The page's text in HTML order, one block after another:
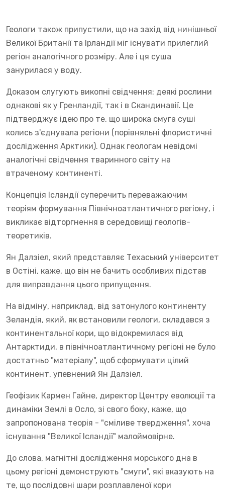
Геологи також припустили, що на захід від нинішньої
Великої Британії та Ірландії міг існувати прилеглий
регіон аналогічного розміру. Але і ця суша
занурилася у воду.
Доказом слугують викопні свідчення: деякі рослини
однакові як у Гренландії, так і в Скандинавії. Це
підтверджує ідею про те, що широка смуга суші
колись з'єднувала регіони (порівняльні флористичні
дослідження Арктики). Однак геологам невідомі
аналогічні свідчення тваринного світу на
втраченому континенті.
Концепція Ісландії суперечить переважаючим
теоріям формування Північноатлантичного регіону, і
викликає відторгнення в середовищі геологів-
теоретиків.
Ян Далзіел, який представляє Техаський університет
в Остіні, каже, що він не бачить особливих підстав
для виправдання цього припущення.
На відміну, наприклад, від затонулого континенту
Зеландія, який, як встановили геологи, складався з
континентальної кори, що відокремилася від
Антарктиди, в північноатлантичному регіоні не було
достатньо "матеріалу", щоб сформувати цілий
континент, упевнений Ян Далзіел.
Геофізик Кармен Гайне, директор Центру еволюції та
динаміки Землі в Осло, зі свого боку, каже, що
запропонована теорія - "сміливе твердження", хоча
існування "Великої Ісландії" малоймовірне.
До слова, магнітні дослідження морського дна в
цьому регіоні демонструють "смуги", які вказують на
те, що послідовні шари розплавленої кори